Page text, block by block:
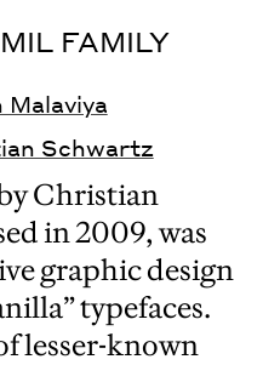
FAMILY
Malaviya
Schwartz
Christian
in 2009, was
graphic design
typefaces.
lesser-known